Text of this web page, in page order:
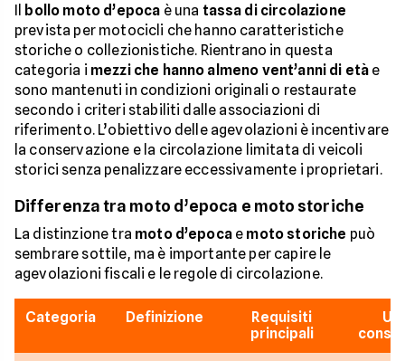
Il bollo moto d’epoca è una tassa di circolazione
prevista per motocicli che hanno caratteristiche
storiche o collezionistiche. Rientrano in questa
categoria i mezzi che hanno almeno vent’anni di età e
sono mantenuti in condizioni originali o restaurate
secondo i criteri stabiliti dalle associazioni di
riferimento. L’obiettivo delle agevolazioni è incentivare
la conservazione e la circolazione limitata di veicoli
storici senza penalizzare eccessivamente i proprietari.
Differenza tra moto d’epoca e moto storiche
La distinzione tra moto d’epocae moto storiche può
sembrare sottile, ma è importante per capire le
agevolazioni fiscali e le regole di circolazione.
Categoria Definizione
Requisiti
principali